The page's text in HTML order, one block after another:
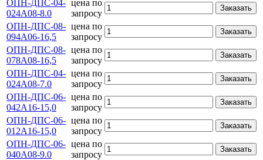
ОПН-ДПС-04-
024А08-8.0
цена по
запросу
Заказать
ОПН-ДПС-08-
094А06-16,5
цена по
запросу
Заказать
ОПН-ДПС-08-
078А08-16,5
цена по
запросу
Заказать
ОПН-ДПС-04-
024А08-7.0
цена по
запросу
Заказать
ОПН-ДПС-06-
042А16-15,0
цена по
запросу
Заказать
ОПН-ДПС-06-
012А16-15,0
цена по
запросу
Заказать
ОПН-ДПС-06-
040А08-9.0
цена по
запросу
Заказать